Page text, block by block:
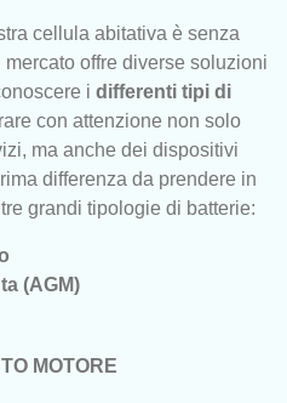
cellula abitativa è senza
mercato offre diverse soluzioni
i differenti tipi di
con attenzione non solo
ma anche dei dispositivi
differenza da prendere in
grandi tipologie di batterie:
(AGM)
MOTORE